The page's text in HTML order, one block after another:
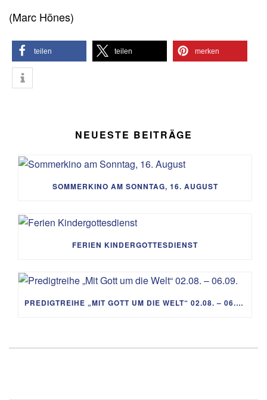
(Marc Hönes)
teilen teilen merken
NEUESTE BEITRÄGE
SOMMERKINO AM SONNTAG, 16. AUGUST
FERIEN KINDERGOTTESDIENST
PREDIGTREIHE „MIT GOTT UM DIE WELT“ 02.08. – 06.09.